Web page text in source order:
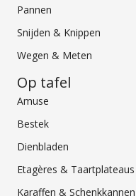
Pannen
Snijden & Knippen
Wegen & Meten
Op tafel
Amuse
Bestek
Dienbladen
Etagères & Taartplateaus
Karaffen & Schenkkannen